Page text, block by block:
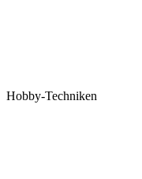
Hobby-Techniken